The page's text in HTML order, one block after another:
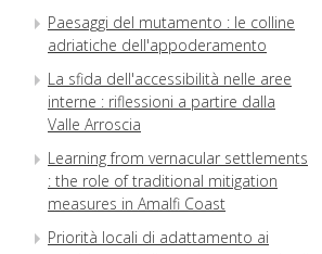
Paesaggi del mutamento : le colline
adriatiche dell'appoderamento
La sfida dell'accessibilità nelle aree
interne : riflessioni a partire dalla
Valle Arroscia
Learning from vernacular settlements
: the role of traditional mitigation
measures in Amalfi Coast
Priorità locali di adattamento ai